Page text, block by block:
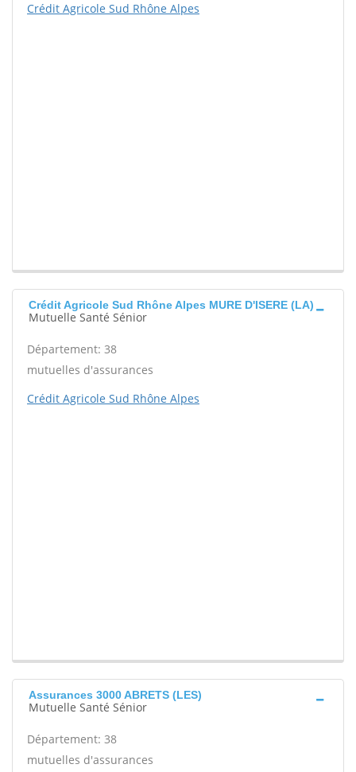
Crédit Agricole Sud Rhône Alpes
Crédit Agricole Sud Rhône Alpes MURE D'ISERE (LA)
Mutuelle Santé Sénior
Département: 38
mutuelles d'assurances
Crédit Agricole Sud Rhône Alpes
Assurances 3000 ABRETS (LES)
Mutuelle Santé Sénior
Département: 38
mutuelles d'assurances